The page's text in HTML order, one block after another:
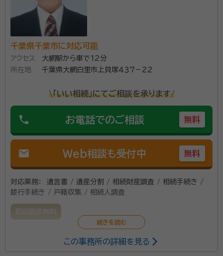
おります。
そんな時は、メガバンクに30余年勤務し、遺言・相続対
策のプロである当所長のノウハウをご活用下さい。 公
正証書遺言・任意後見人・家族信託等、お客様一人一人
にあった相続対策でお手伝い致します。
行政書士・社会保険労務士・CFP・家族信託普及協会会員・
終活カウンセラー協会会員
会・家族信託普及協会
千葉県千葉市に対応可能
アクセス
大網駅から車で12分
所在地
千葉県大網白里市上貝塚４３７－２２
\「いい相続」にてご相談を承ります/
phone お電話でのご相談 無料
mail Web相談も受付中 無料
対応業務：
遺言書 / 遺産分割 / 相続財産調査 / 相続手続き /
銀行手続き / 戸籍収集 / 相続人調査
初回面談無料
[親切・丁寧・迅速]をモットーに一般的な相続のお悩み
この事務所の詳細を見る